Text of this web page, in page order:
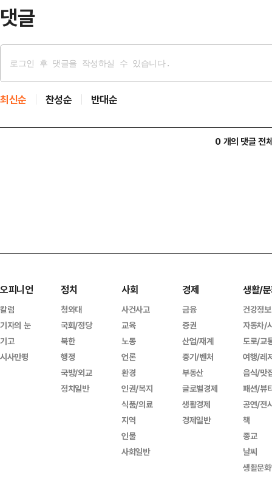
댓글
최신순 찬성순 반대순
0 개의 댓글 전
오피니언
칼럼
기자의 눈
기고
시사만평
정치
청와대
국회/정당
북한
행정
국방/외교
정치일반
사회
사건사고
교육
노동
언론
환경
인권/복지
식품/의료
지역
인물
사회일반
경제
금융
증권
산업/재계
중기/벤처
부동산
글로벌경제
생활경제
경제일반
생활/
건강정보
자동차/
도로/교
여행/레
음식/맛
패션/뷰
공연/전
책
종교
날씨
생활문